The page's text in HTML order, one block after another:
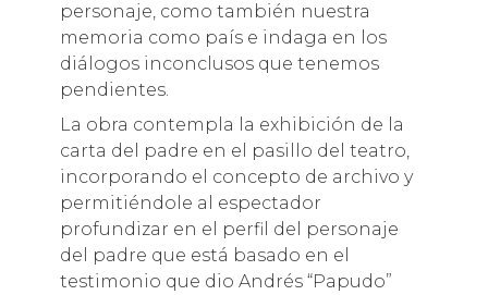
personaje, como también nuestra
memoria como país e indaga en los
diálogos inconclusos que tenemos
pendientes.
La obra contempla la exhibición de la
carta del padre en el pasillo del teatro,
incorporando el concepto de archivo y
permitiéndole al espectador
profundizar en el perfil del personaje
del padre que está basado en el
testimonio que dio Andrés “Papudo”